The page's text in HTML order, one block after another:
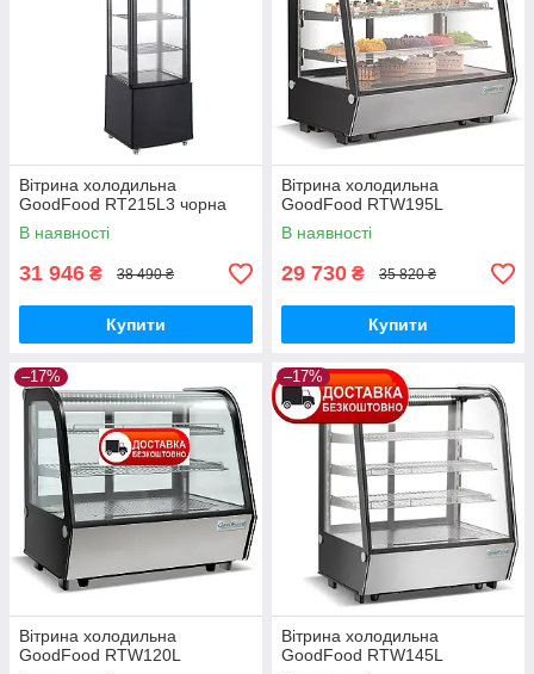
Вітрина холодильна
GoodFood RT215L3 чорна
В наявності
31 946 ₴ 38 490 ₴
Купити
Вітрина холодильна
GoodFood RTW195L
В наявності
29 730 ₴ 35 820 ₴
Купити
–17%
Вітрина холодильна
GoodFood RTW120L
–17%
Вітрина холодильна
GoodFood RTW145L